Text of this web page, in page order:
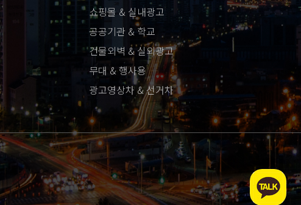
쇼핑몰 & 실내광고
공공기관 & 학교
건물외벽 & 실외광고
무대 & 행사용
광고영상차 & 선거차